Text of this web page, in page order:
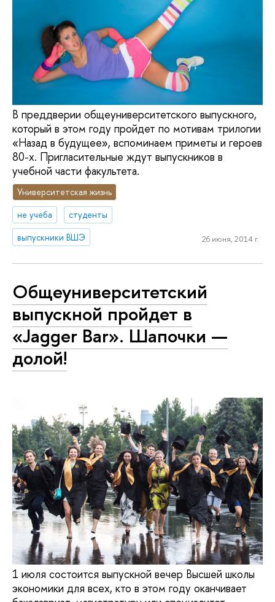
В преддверии общеуниверситетского выпускного,
который в этом году пройдет по мотивам трилогии
«Назад в будущее», вспоминаем приметы и героев
80-х. Пригласительные ждут выпускников в
учебной части факультета.
Университетская жизнь
не учеба
студенты
выпускники ВШЭ
26 июня, 2014 г.
Общеуниверситетский
выпускной пройдет в
«Jagger Bar». Шапочки —
долой!
1 июля состоится выпускной вечер Высшей школы
экономики для всех, кто в этом году оканчивает